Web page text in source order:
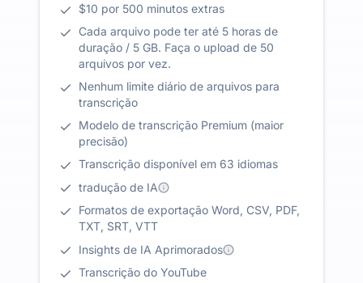
$10 por 500 minutos extras
Cada arquivo pode ter até 5 horas de
duração / 5 GB. Faça o upload de 50
arquivos por vez.
Nenhum limite diário de arquivos para
transcrição
Modelo de transcrição Premium (maior
precisão)
Transcrição disponível em 63 idiomas
tradução de IA
Formatos de exportação Word, CSV, PDF,
TXT, SRT, VTT
Insights de IA Aprimorados
Transcrição do YouTube